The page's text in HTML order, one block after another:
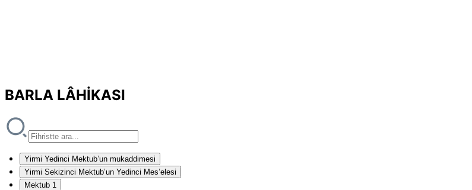
BARLA LÂHİKASI
Yirmi Yedinci Mektub’un mukaddimesi
Yirmi Sekizinci Mektub’un Yedinci Mes’elesi
Mektub 1